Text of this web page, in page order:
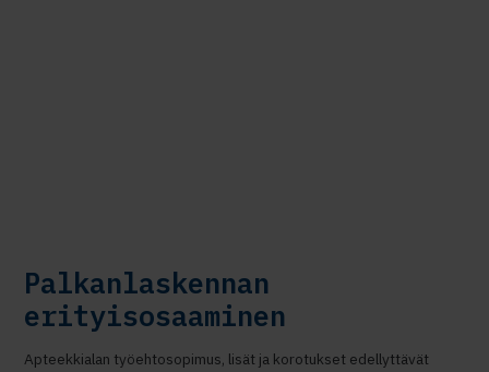
Palkanlaskennan
erityisosaaminen
Apteekkialan työehtosopimus, lisät ja korotukset edellyttävät